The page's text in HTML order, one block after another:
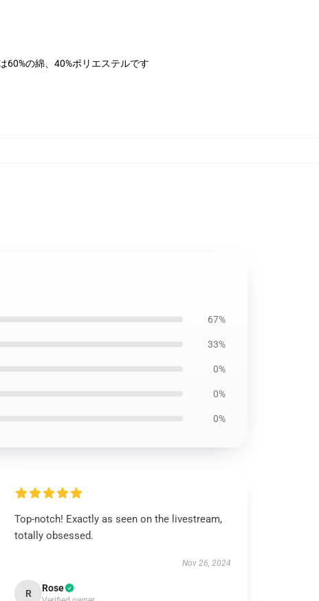
60%の綿、40%ポリエステルです
67%
33%
0%
0%
0%
Top-notch! Exactly as seen on the livestream,
totally obsessed.
Nov 26, 2024
R Rose